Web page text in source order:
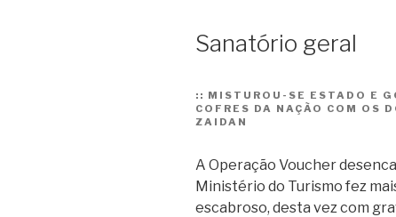
Sanatório geral
:: MISTUROU-SE ESTADO E
COFRES DA NAÇÃO COM OS
ZAIDAN
A Operação Voucher
Ministério do Turismo fez
escabroso, desta vez com